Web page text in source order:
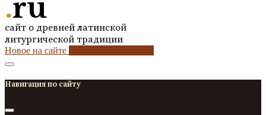
.ru
сайт о древней латинской
литургической традиции
Новое на сайте
Навигация по сайту